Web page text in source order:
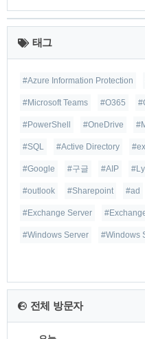
최
근
글 태그
#Azure Information Protection
#Microsoft Teams #O365
#PowerShell #OneDrive
#SQL #Active Directory
#Google #구글 #AIP
#outlook #Sharepoint #ad
#Exchange Server
#Windows Server #Windows
전체 방문자